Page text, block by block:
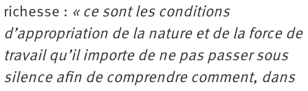
richesse : « ce sont les conditions
d’appropriation de la nature et de la force de
travail qu’il importe de ne pas passer sous
silence afin de comprendre comment, dans